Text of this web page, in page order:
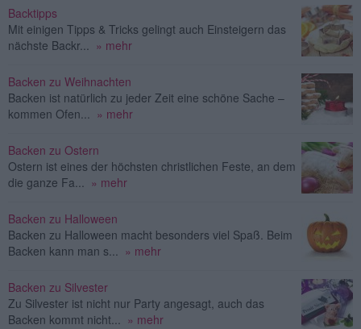
Backtipps
Mit einigen Tipps & Tricks gelingt auch Einsteigern das
nächste Backr... » mehr
Backen zu Weihnachten
Backen ist natürlich zu jeder Zeit eine schöne Sache –
kommen Ofen... » mehr
Backen zu Ostern
Ostern ist eines der höchsten christlichen Feste, an dem
die ganze Fa... » mehr
Backen zu Halloween
Backen zu Halloween macht besonders viel Spaß. Beim
Backen kann man s... » mehr
Backen zu Silvester
Zu Silvester ist nicht nur Party angesagt, auch das
Backen kommt nicht... » mehr